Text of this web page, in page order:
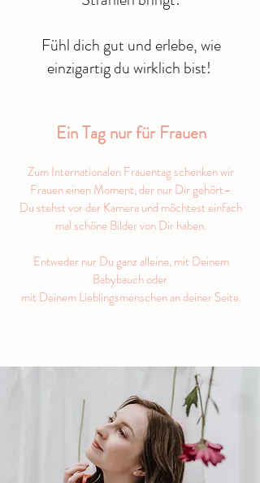
​Ein Tag nur für Frauen
Zum Internationalen Frauentag schenken wir
Frauen einen Moment, der nur Dir gehört–
Du stehst vor der Kamera und möchtest einfach
mal schöne Bilder von Dir haben.
Entweder nur Du ganz alleine, mit Deinem
Babybauch oder
mit Deinem Lieblingsmenschen an deiner Seite.
Fühl dich gut und erlebe, wie
einzigartig du wirklich bist!